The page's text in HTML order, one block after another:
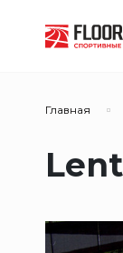
Главная